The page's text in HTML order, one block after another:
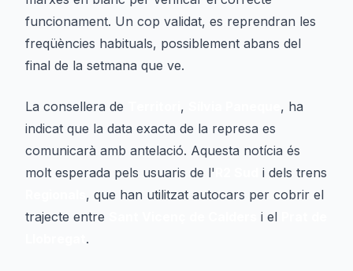
funcionament. Un cop validat, es reprendran les
freqüències habituals, possiblement abans del
final de la setmana que ve.
La consellera de ,
, ha
indicat que la data exacta de la represa es
comunicarà amb antelació. Aquesta notícia és
molt esperada pels usuaris de l'
i dels trens
, que han utilitzat autocars per cobrir el
trajecte entre
i el
.